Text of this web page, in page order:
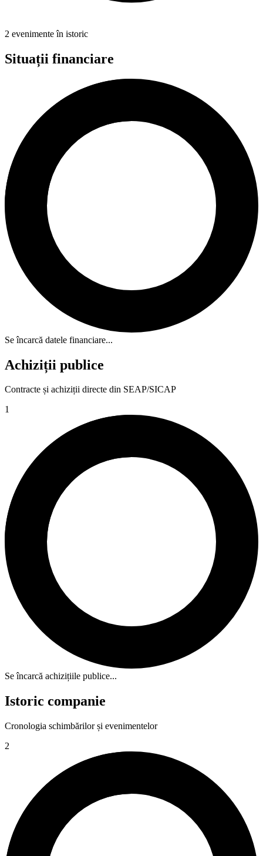
2 evenimente în istoric
Situații financiare
Se încarcă datele financiare...
Achiziții publice
Contracte și achiziții directe din SEAP/SICAP
1
Se încarcă achizițiile publice...
Istoric companie
Cronologia schimbărilor și evenimentelor
2